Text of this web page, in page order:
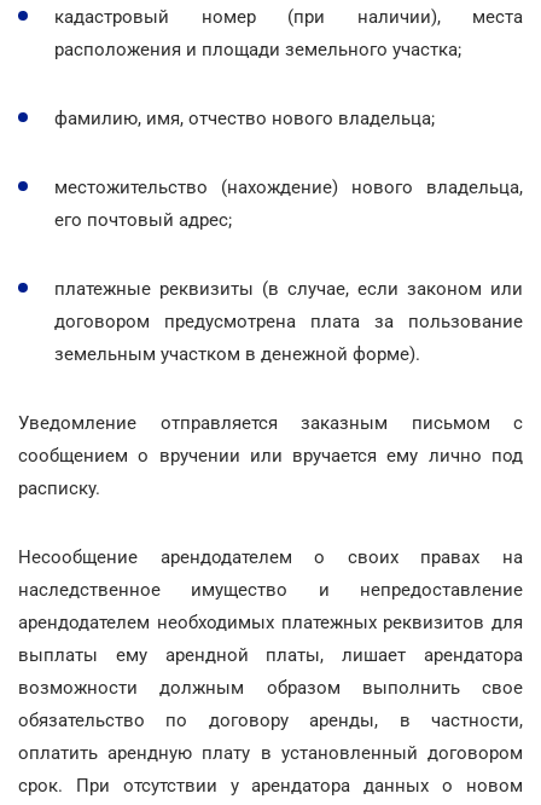
кадастровый номер (при наличии), места
расположения и площади земельного участка;
фамилию, имя, отчество нового владельца;
местожительство (нахождение) нового владельца,
его почтовый адрес;
платежные реквизиты (в случае, если законом или
договором предусмотрена плата за пользование
земельным участком в денежной форме).
Уведомление отправляется заказным письмом с
сообщением о вручении или вручается ему лично под
расписку.
Несообщение арендодателем о своих правах на
наследственное имущество и непредоставление
арендодателем необходимых платежных реквизитов для
выплаты ему арендной платы, лишает арендатора
возможности должным образом выполнить свое
обязательство по договору аренды, в частности,
оплатить арендную плату в установленный договором
срок. При отсутствии у арендатора данных о новом